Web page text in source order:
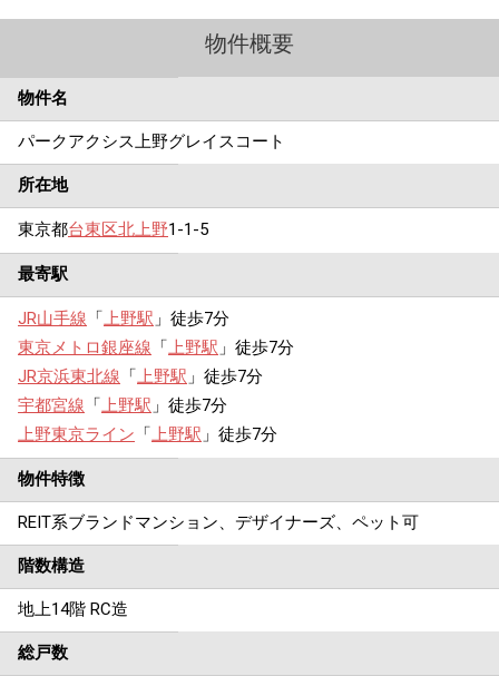
物件概要
物件名
パークアクシス上野グレイスコート
所在地
東京都台東区北上野1-1-5
最寄駅
JR山手線 「上野駅 」徒歩7分
東京メトロ銀座線 「上野駅 」徒歩7分
JR京浜東北線 「上野駅 」徒歩7分
宇都宮線 「上野駅 」徒歩7分
上野東京ライン 「上野駅 」徒歩7分
物件特徴
REIT系ブランドマンション、デザイナーズ、ペット可
階数構造
地上14階 RC造
総戸数